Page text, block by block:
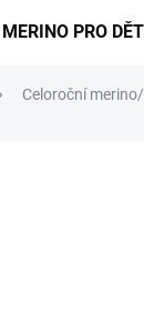
MERINO PRO
Celoroční